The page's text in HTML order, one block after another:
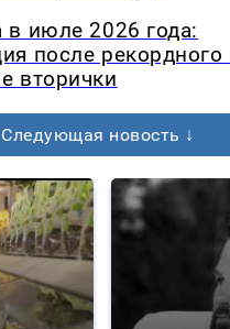
в июле 2026 года:
после
вторички
Следующая новость ↓